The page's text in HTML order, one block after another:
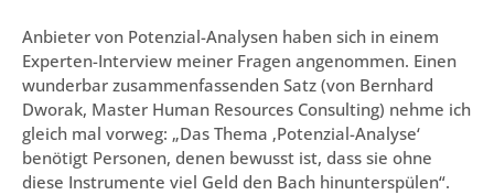
Anbieter von Potenzial-Analysen haben sich in einem
Experten-Interview meiner Fragen angenommen. Einen
wunderbar zusammenfassenden Satz (von Bernhard
Dworak, Master Human Resources Consulting) nehme ich
gleich mal vorweg: „Das Thema ‚Potenzial-Analyse‘
benötigt Personen, denen bewusst ist, dass sie ohne
diese Instrumente viel Geld den Bach hinunterspülen“.